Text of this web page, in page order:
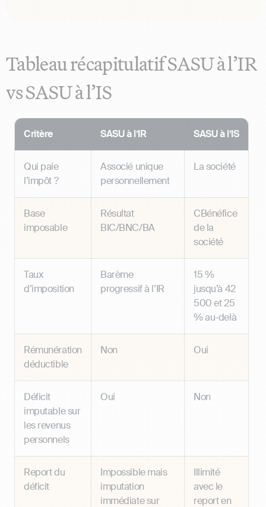
Tableau récapitulatif SASU à l’IR
vs SASU à l’IS
Critère SASU à l’IR SASU à l’IS
Qui paie
l’impôt ?
Associé unique
personnellement
La société
Base
imposable
Résultat
BIC/BNC/BA
CBénéfice
de la
société
Taux
d’imposition
Barème
progressif à l’IR
15 %
jusqu’à 42
500 et 25
% au-delà
Rémunération
déductible
Non Oui
Déficit
imputable sur
les revenus
personnels
Oui Non
Report du
déficit
Impossible mais
imputation
immédiate sur
Illimité
avec le
report en